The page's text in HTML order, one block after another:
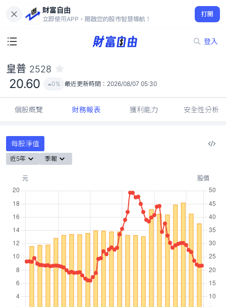
財富自由
立即使用APP，開啟您的股市智慧導航！
打開
登入
20.60
0%
皇普 2528
20.60 0% 最近更新時間： 2026/08/07 05:30
個股概覽 財務報表 獲利能力 安全性分析
每股淨值
近5年 季報